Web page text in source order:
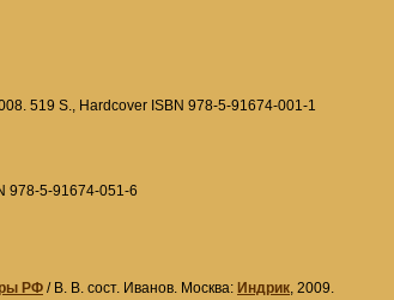
519 S., Hardcover ISBN 978-5-91674-001-1
978-5-91674-051-6
РФ / В. В. сост. Иванов. Москва: Индрик , 2009.